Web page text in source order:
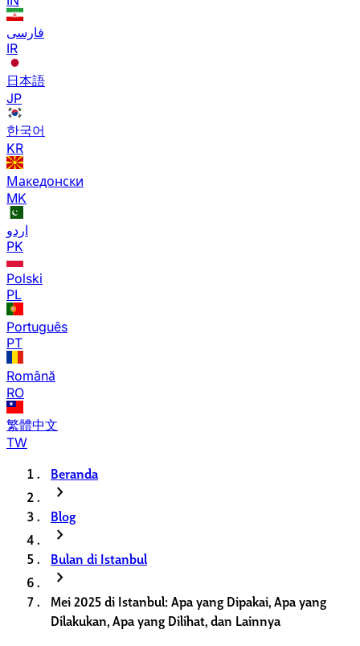
فارسی
IR
日本語
JP
한국어
KR
Македонски
MK
اردو
PK
Polski
PL
Português
PT
Română
RO
繁體中文
TW
Beranda
chevron_right
Blog
chevron_right
Bulan di Istanbul
chevron_right
Mei 2025 di Istanbul: Apa yang Dipakai, Apa yang
Dilakukan, Apa yang Dilihat, dan Lainnya